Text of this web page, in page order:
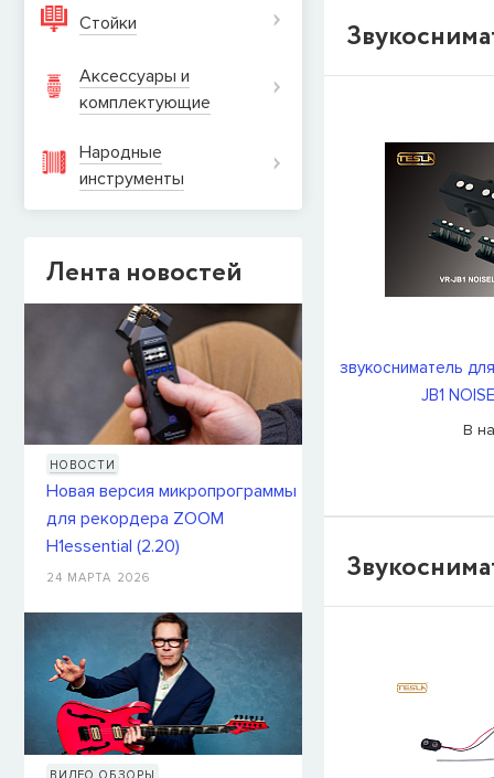
Стойки
Аксессуары и
комплектующие
Народные
инструменты
Лента новостей
НОВОСТИ
Новая версия микропрограммы
для рекордера ZOOM
H1essential (2.20)
24 МАРТА 2026
Marcos),
Drumfish,
продукцию,
2011-го года
звукосниматель
JB1
В